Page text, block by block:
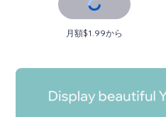
月額$1.99から